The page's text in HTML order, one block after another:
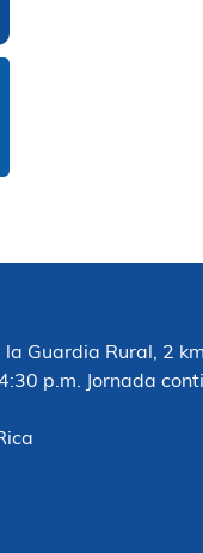
Guardia Rural, 2
p.m. Jornada